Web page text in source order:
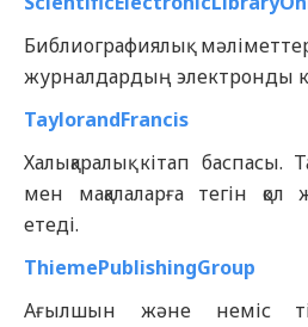
Библиографиялық
журналдардың электронды
TaylorandFrancis
Халықаралық кітап баспасы.
мен мақалаларға тегін қол
етеді.
ThiemePublishingGroup
Ағылшын және неміс